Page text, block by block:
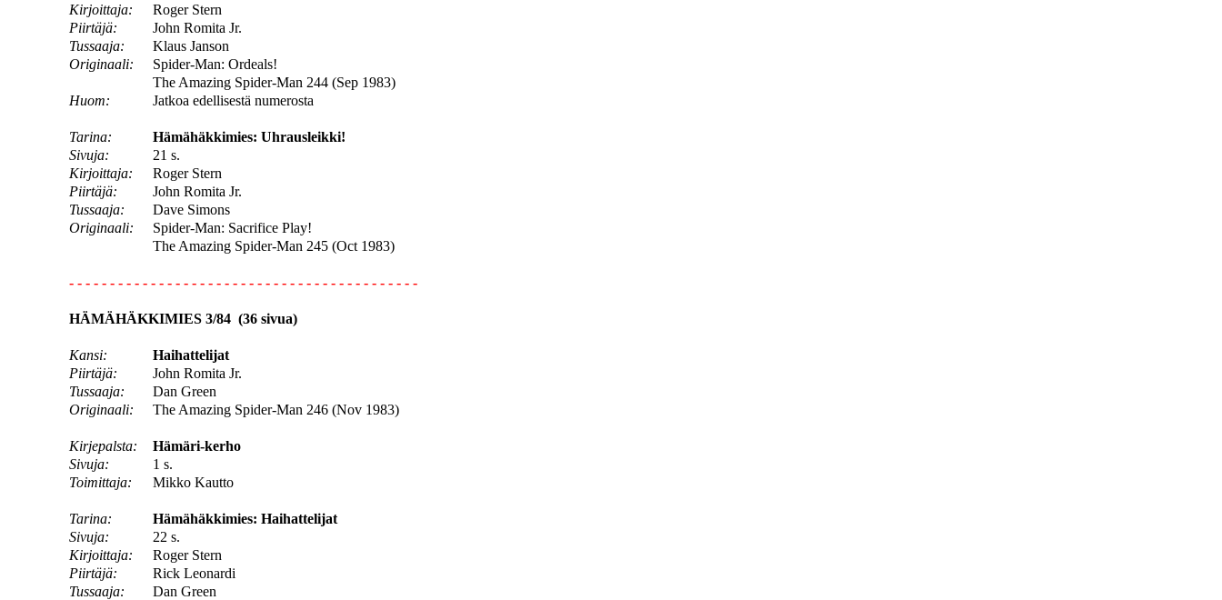
Kirjoittaja:
Roger Stern
Piirtäjä:
John Romita Jr.
Tussaaja:
Klaus Janson
Originaali:
Spider-Man: Ordeals!
The Amazing Spider-Man 244 (Sep 1983)
Huom:
Jatkoa edellisestä numerosta
Tarina:
Hämähäkkimies: Uhrausleikki!
Sivuja:
21 s.
Kirjoittaja:
Roger Stern
Piirtäjä:
John Romita Jr.
Tussaaja:
Dave Simons
Originaali:
Spider-Man: Sacrifice Play!
The Amazing Spider-Man 245 (Oct 1983)
- - - - - - - - - - - - - - - - - - - - - - - - - - - - - - - - - - - - - - - - - - -
HÄMÄHÄKKIMIES 3/84 (36 sivua)
Kansi:
Haihattelijat
Piirtäjä:
John Romita Jr.
Tussaaja:
Dan Green
Originaali:
The Amazing Spider-Man 246 (Nov 1983)
Kirjepalsta:
Hämäri-kerho
Sivuja:
1 s.
Toimittaja:
Mikko Kautto
Tarina:
Hämähäkkimies: Haihattelijat
Sivuja:
22 s.
Kirjoittaja:
Roger Stern
Piirtäjä:
Rick Leonardi
Tussaaja:
Dan Green